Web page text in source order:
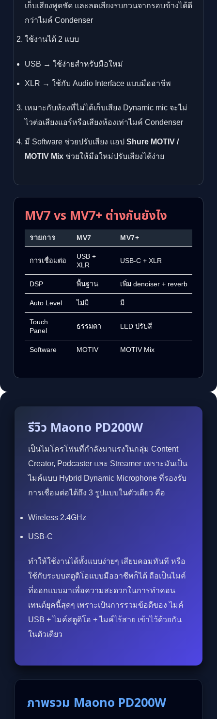
เก็บเสียงพูดชัด และลดเสียงรบกวนจากรอบข้างได้ดี
กว่าไมค์ Condenser
ใช้งานได้ 2 แบบ
USB → ใช้ง่ายสำหรับมือใหม่
XLR → ใช้กับ Audio Interface แบบมืออาชีพ
เหมาะกับห้องที่ไม่ได้เก็บเสียง Dynamic mic จะไม่
ไวต่อเสียงแอร์หรือเสียงห้องเท่าไมค์ Condenser
มี Software ช่วยปรับเสียง แอป Shure MOTIV /
MOTIV Mix ช่วยให้มือใหม่ปรับเสียงได้ง่าย
MV7 vs MV7+ ต่างกันยังไง
รายการ MV7 MV7+
การเชื่อมต่อ
USB +
XLR
USB-C + XLR
DSP พื้นฐาน เพิ่ม denoiser + reverb
Auto Level ไม่มี มี
Touch
Panel
ธรรมดา LED ปรับสี
Software MOTIV MOTIV Mix
รีวิว Maono PD200W
เป็นไมโครโฟนที่กำลังมาแรงในกลุ่ม Content
Creator, Podcaster และ Streamer เพราะมันเป็น
ไมค์แบบ Hybrid Dynamic Microphone ที่รองรับ
การเชื่อมต่อได้ถึง 3 รูปแบบในตัวเดียว คือ
Wireless 2.4GHz
USB-C
ทำให้ใช้งานได้ทั้งแบบง่ายๆ เสียบคอมทันที หรือ
ใช้กับระบบสตูดิโอแบบมืออาชีพก็ได้ ถือเป็นไมค์
ที่ออกแบบมาเพื่อความสะดวกในการทำคอน
เทนต์ยุคนี้สุดๆ เพราะเป้นการรวมข้อดีของ ไมค์
USB + ไมค์สตูดิโอ + ไมค์ไร้สาย เข้าไว้ด้วยกัน
ในตัวเดียว
ภาพรวม Maono PD200W